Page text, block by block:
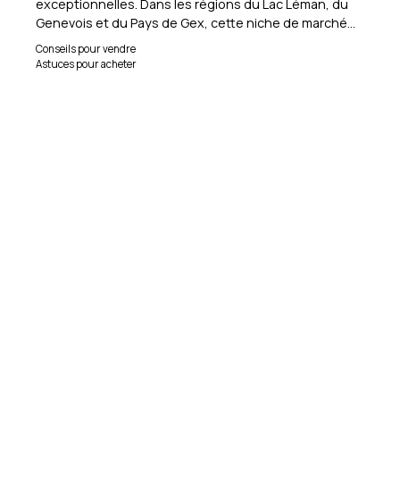
exceptionnelles. Dans les régions du Lac Léman, du
Genevois et du Pays de Gex, cette niche de marché
attire une clientèle internationale en quête de
résidences somptueuses.
Conseils pour vendre
Astuces pour acheter